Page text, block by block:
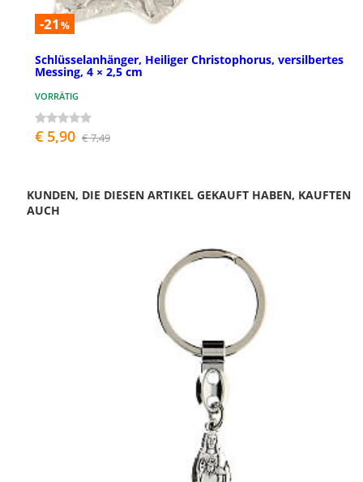
-21 %
Schlüsselanhänger, Heiliger Christophorus, versilbertes
Messing, 4 × 2,5 cm
VORRÄTIG
€ 5,90 € 7,49
KUNDEN, DIE DIESEN ARTIKEL GEKAUFT HABEN, KAUFTEN
AUCH